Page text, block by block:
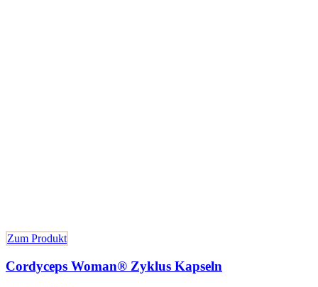
Zum Produkt
Cordyceps Woman® Zyklus Kapseln